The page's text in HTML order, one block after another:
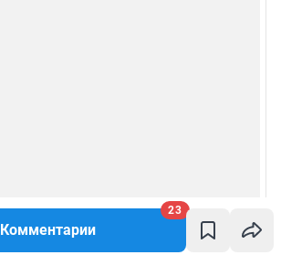
Комментарии
23